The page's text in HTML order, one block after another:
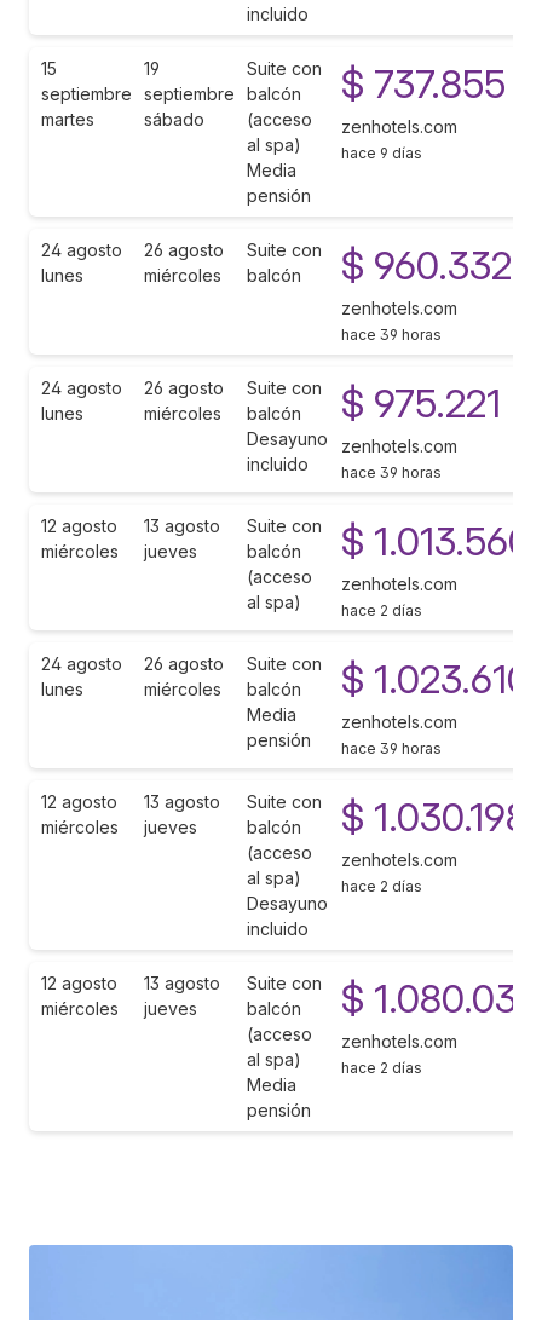
incluido
15
septiembre
martes
19
septiembre
sábado
Suite con
balcón
(acceso
al spa)
Media
pensión
$ 737.855
zenhotels.com
hace 9 días
24 agosto
lunes
26 agosto
miércoles
Suite con
balcón
$ 960.332
zenhotels.com
hace 39 horas
24 agosto
lunes
26 agosto
miércoles
Suite con
balcón
Desayuno
incluido
$ 975.221
zenhotels.com
hace 39 horas
12 agosto
miércoles
13 agosto
jueves
Suite con
balcón
(acceso
al spa)
$ 1.013.560
zenhotels.com
hace 2 días
24 agosto
lunes
26 agosto
miércoles
Suite con
balcón
Media
pensión
$ 1.023.610
zenhotels.com
hace 39 horas
12 agosto
miércoles
13 agosto
jueves
Suite con
balcón
(acceso
al spa)
Desayuno
incluido
$ 1.030.198
zenhotels.com
hace 2 días
12 agosto
miércoles
13 agosto
jueves
Suite con
balcón
(acceso
al spa)
Media
pensión
$ 1.080.039
zenhotels.com
hace 2 días